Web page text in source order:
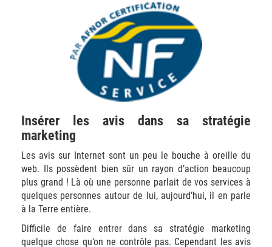
Insérer les avis dans sa stratégie
marketing
Les avis sur Internet sont un peu le bouche à oreille du
web. Ils possèdent bien sûr un rayon d’action beaucoup
plus grand ! Là où une personne parlait de vos services à
quelques personnes autour de lui, aujourd’hui, il en parle
à la Terre entière.
Difficile de faire entrer dans sa stratégie marketing
quelque chose qu’on ne contrôle pas. Cependant les avis